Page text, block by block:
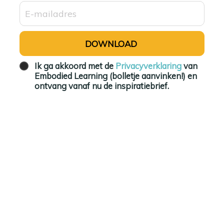
Ik ga akkoord met de Privacyverklaringvan
Embodied Learning (bolletje aanvinken!) en
ontvang vanaf nu de inspiratiebrief.